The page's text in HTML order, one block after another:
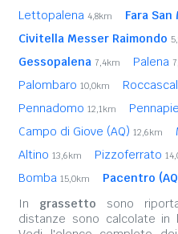
Lettopalena 4,8km Fara
Civitella Messer Raimondo
Gessopalena 7,4km Palena
Palombaro 10,0km
Pennadomo 12,1km
Campo di Giove (AQ) 12,6km
Altino 13,6km Pizzoferrato
Bomba 15,0km Pacentro
In grassetto sono
distanze sono calcolate in